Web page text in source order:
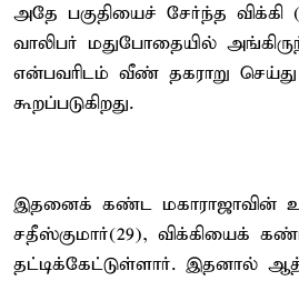
அதே பகுதியைச் சேர்ந்த விக்கி
வாலிபர் மதுபோதையில்
என்பவரிடம் வீண் தகராறு
கூறப்படுகிறது.
இதனைக் கண்ட மகாராஜாவின்
சதீஸ்குமார்(29), விக்கியைக்
தட்டிக்கேட்டுள்ளார். இதனால்